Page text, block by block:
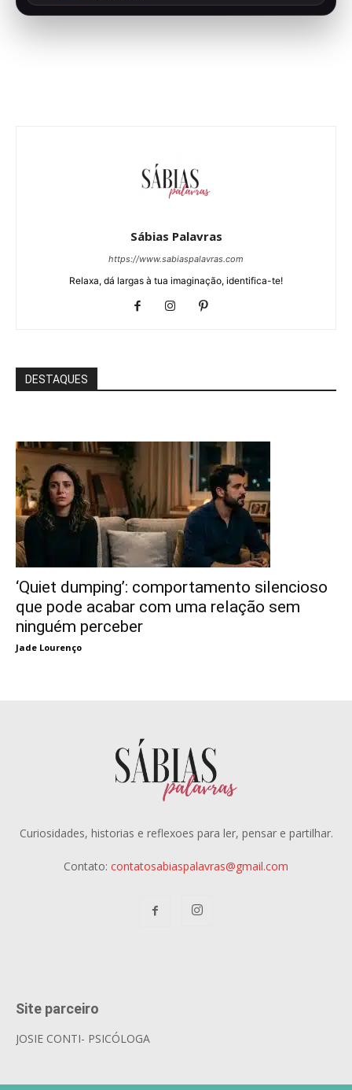
Sábias Palavras
https://www.sabiaspalavras.com
Relaxa, dá largas à tua imaginação, identifica-te!
DESTAQUES
‘Quiet dumping’: comportamento silencioso
que pode acabar com uma relação sem
ninguém perceber
Jade Lourenço
Curiosidades, historias e reflexoes para ler, pensar e partilhar.
Contato: contatosabiaspalavras@gmail.com
Site parceiro
JOSIE CONTI- PSICÓLOGA